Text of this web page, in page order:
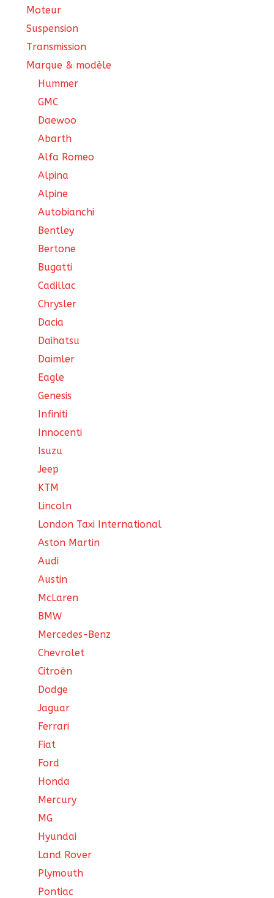
Moteur
Suspension
Transmission
Marque & modèle
Hummer
GMC
Daewoo
Abarth
Alfa Romeo
Alpina
Alpine
Autobianchi
Bentley
Bertone
Bugatti
Cadillac
Chrysler
Dacia
Daihatsu
Daimler
Eagle
Genesis
Infiniti
Innocenti
Isuzu
Jeep
KTM
Lincoln
London Taxi International
Aston Martin
Audi
Austin
McLaren
BMW
Mercedes-Benz
Chevrolet
Citroën
Dodge
Jaguar
Ferrari
Fiat
Ford
Honda
Mercury
MG
Hyundai
Land Rover
Plymouth
Pontiac